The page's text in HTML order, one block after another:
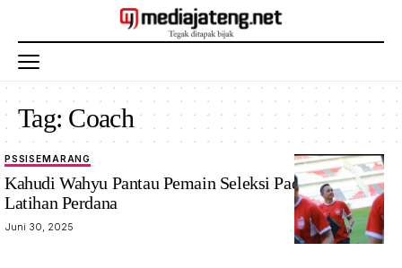
Tag: Coach
PSSISEMARANG
Kahudi Wahyu Pantau Pemain Seleksi Pada Gelar
Latihan Perdana
Juni 30, 2025